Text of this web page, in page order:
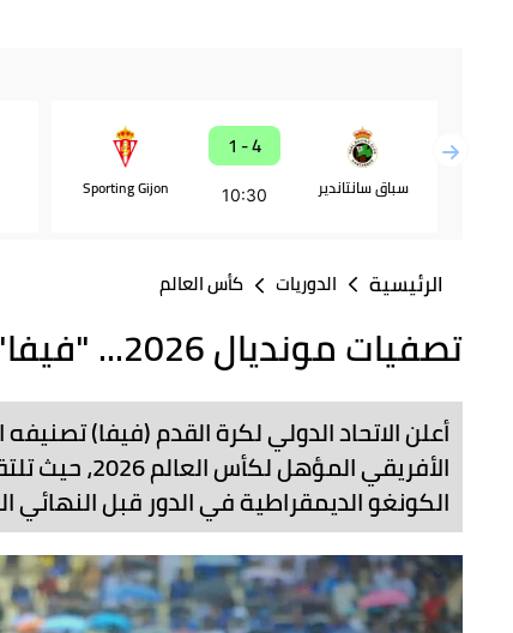
سباق سانتاندير
4 - 1
10:30
Sporting Gijon
الرئيسية الدوريات كأس العالم
تصفيات مونديال 2026... "فيفا" يحدد مواجهات الملحق الأفريقي
أعلن الاتحاد الدولي لكرة القدم (فيفا)
الأفريقي
الكونغو الديمقراطية في الدور قبل النهائي